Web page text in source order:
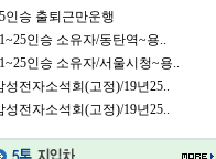
인승 출퇴근만운행
인승 소유자/동탄역~용..
인승 소유자/서울시청~용..
성전자소석회(고정)/19년25..
성전자소석회(고정)/19년25..